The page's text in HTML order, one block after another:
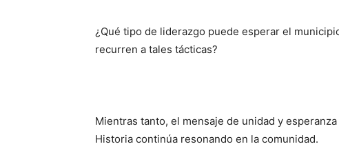
¿Qué tipo de liderazgo puede esperar el
recurren a tales tácticas?
Mientras tanto, el mensaje de unidad y
Historia continúa resonando en la comunidad.